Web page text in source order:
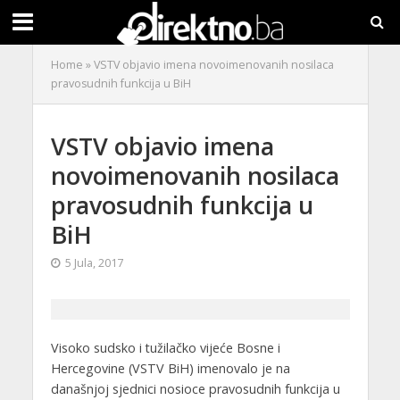
Home »VSTV objavio imena novoimenovanih nosilaca
pravosudnih funkcija u BiH
VSTV objavio imena
novoimenovanih nosilaca
pravosudnih funkcija u
BiH
5 Jula, 2017
Visoko sudsko i tužilačko vijeće Bosne i
Hercegovine (VSTV BiH) imenovalo je na
današnjoj sjednici nosioce pravosudnih funkcija u